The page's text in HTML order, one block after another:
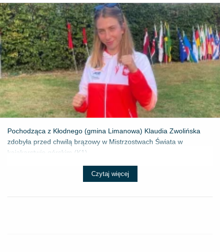
Pochodząca z Kłodnego (gmina Limanowa) Klaudia Zwolińska
zdobyła przed chwilą brązowy w Mistrzostwach Świata w
kajakarstwie górskim (K1) ...
Czytaj więcej